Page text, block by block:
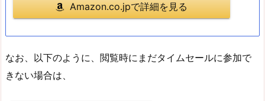
Amazon.co.jpで詳細を見る
なお、以下のように、閲覧時にまだタイムセールに参加で
きない場合は、